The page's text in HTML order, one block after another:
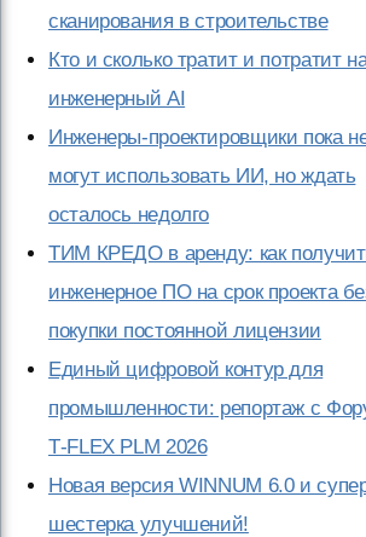
сканирования в строительстве
Кто и сколько тратит и потратит
инженерный AI
Инженеры-проектировщики пока
могут использовать ИИ, но ждать
осталось недолго
ТИМ КРЕДО в аренду: как
инженерное ПО на срок проекта
покупки постоянной лицензии
Единый цифровой контур для
промышленности: репортаж с
T‑FLEX PLM 2026
Новая версия WINNUM 6.0 и
шестерка улучшений!